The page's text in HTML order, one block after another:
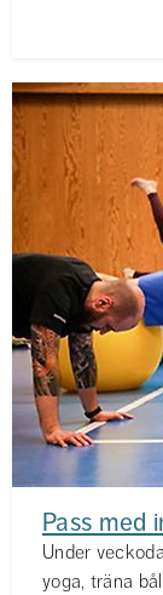
Pass med
Under
yoga, träna